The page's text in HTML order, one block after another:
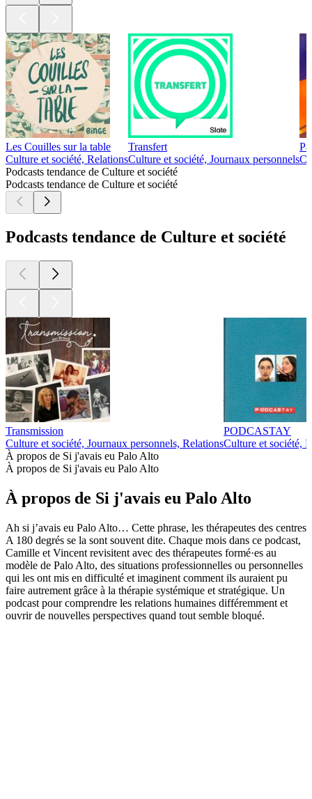
Les Couilles sur la table
Culture et société, Relations
Transfert
Culture et société, Journaux personnels
Podcasts tendance de Culture et société
Podcasts tendance de Culture et société
Podcasts tendance de Culture et société
Transmission
Culture et société, Journaux personnels, Relations
PODCASTAY
Culture et société,
À propos de Si j'avais eu Palo Alto
À propos de Si j'avais eu Palo Alto
À propos de Si j'avais eu Palo Alto
Ah si j’avais eu Palo Alto… Cette phrase, les thérapeutes des centres
A 180 degrés se la sont souvent dite. Chaque mois dans ce podcast,
Camille et Vincent revisitent avec des thérapeutes formé·es au
modèle de Palo Alto, des situations professionnelles ou personnelles
qui les ont mis en difficulté et imaginent comment ils auraient pu
faire autrement grâce à la thérapie systémique et stratégique. Un
podcast pour comprendre les relations humaines différemment et
ouvrir de nouvelles perspectives quand tout semble bloqué.